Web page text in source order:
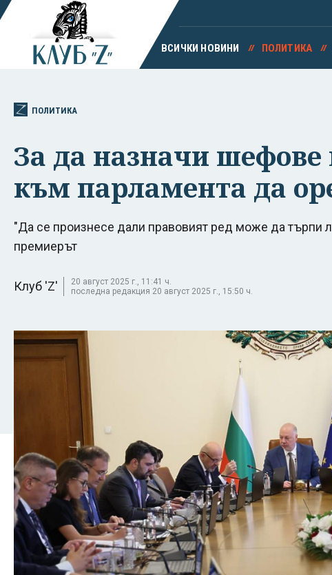
ВСИЧКИ НОВИНИ ПОЛИТИКА
ПОЛИТИКА
За да назначи
към парламента да
"Да се произнесе дали правовият ред може да търпи
премиерът
Клуб 'Z'
20 август 2025 г., 11:41 ч.
последна редакция 20 август 2025 г., 15:50 ч.